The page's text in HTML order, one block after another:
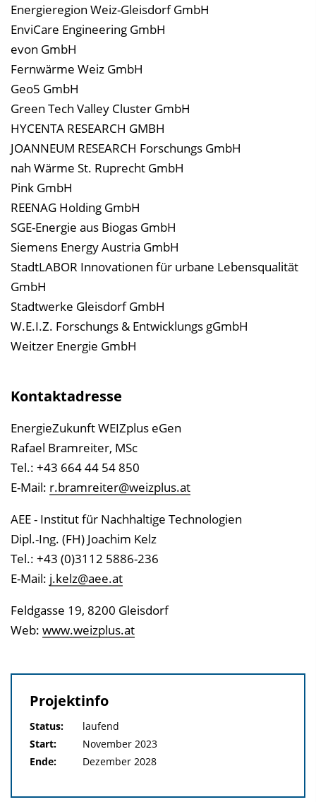
Energieregion Weiz-Gleisdorf GmbH
EnviCare Engineering GmbH
evon GmbH
Fernwärme Weiz GmbH
Geo5 GmbH
Green Tech Valley Cluster GmbH
HYCENTA RESEARCH GMBH
JOANNEUM RESEARCH Forschungs GmbH
nah Wärme St. Ruprecht GmbH
Pink GmbH
REENAG Holding GmbH
SGE-Energie aus Biogas GmbH
Siemens Energy Austria GmbH
StadtLABOR Innovationen für urbane Lebensqualität
GmbH
Stadtwerke Gleisdorf GmbH
W.E.I.Z. Forschungs & Entwicklungs gGmbH
Weitzer Energie GmbH
Kontaktadresse
EnergieZukunft WEIZplus eGen
Rafael Bramreiter, MSc
Tel.: +43 664 44 54 850
E-Mail: r.bramreiter@weizplus.at
AEE - Institut für Nachhaltige Technologien
Dipl.-Ing. (FH) Joachim Kelz
Tel.: +43 (0)3112 5886-236
E-Mail: j.kelz@aee.at
Feldgasse 19, 8200 Gleisdorf
Web: www.weizplus.at
Projektinfo
Status:
laufend
Start:
November 2023
Ende:
Dezember 2028